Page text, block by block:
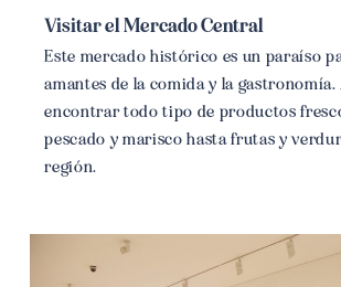
Visitar el Mercado Central
Este mercado histórico es un paraíso
amantes de la comida y la gastronomía.
encontrar todo tipo de productos
pescado y marisco hasta frutas y
región.